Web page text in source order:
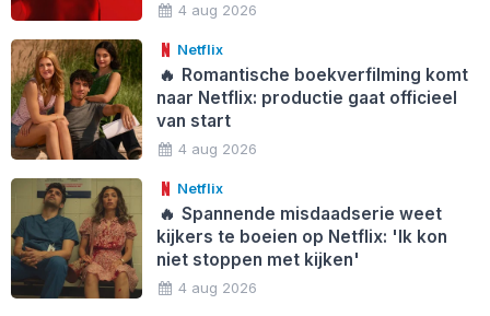
4 aug 2026
Netflix
🔥 Romantische boekverfilming komt
naar Netflix: productie gaat officieel
van start
4 aug 2026
Netflix
🔥 Spannende misdaadserie weet
kijkers te boeien op Netflix: 'Ik kon
niet stoppen met kijken'
4 aug 2026